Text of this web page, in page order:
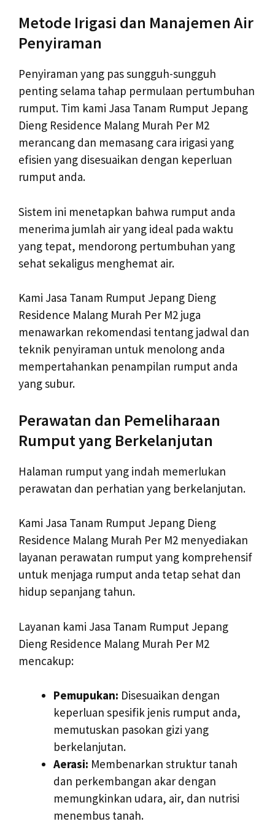
Metode Irigasi dan Manajemen Air
Penyiraman
Penyiraman yang pas sungguh-sungguh
penting selama tahap permulaan pertumbuhan
rumput. Tim kami Jasa Tanam Rumput Jepang
Dieng Residence Malang Murah Per M2
merancang dan memasang cara irigasi yang
efisien yang disesuaikan dengan keperluan
rumput anda.
Sistem ini menetapkan bahwa rumput anda
menerima jumlah air yang ideal pada waktu
yang tepat, mendorong pertumbuhan yang
sehat sekaligus menghemat air.
Kami Jasa Tanam Rumput Jepang Dieng
Residence Malang Murah Per M2 juga
menawarkan rekomendasi tentang jadwal dan
teknik penyiraman untuk menolong anda
mempertahankan penampilan rumput anda
yang subur.
Perawatan dan Pemeliharaan
Rumput yang Berkelanjutan
Halaman rumput yang indah memerlukan
perawatan dan perhatian yang berkelanjutan.
Kami Jasa Tanam Rumput Jepang Dieng
Residence Malang Murah Per M2 menyediakan
layanan perawatan rumput yang komprehensif
untuk menjaga rumput anda tetap sehat dan
hidup sepanjang tahun.
Layanan kami Jasa Tanam Rumput Jepang
Dieng Residence Malang Murah Per M2
mencakup:
Pemupukan: Disesuaikan dengan
keperluan spesifik jenis rumput anda,
memutuskan pasokan gizi yang
berkelanjutan.
Aerasi: Membenarkan struktur tanah
dan perkembangan akar dengan
memungkinkan udara, air, dan nutrisi
menembus tanah.